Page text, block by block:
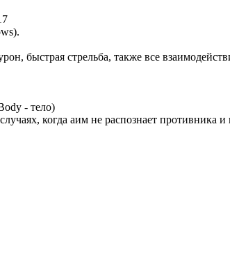
быстрая стрельба, также все
- тело)
когда аим не распознает противника и